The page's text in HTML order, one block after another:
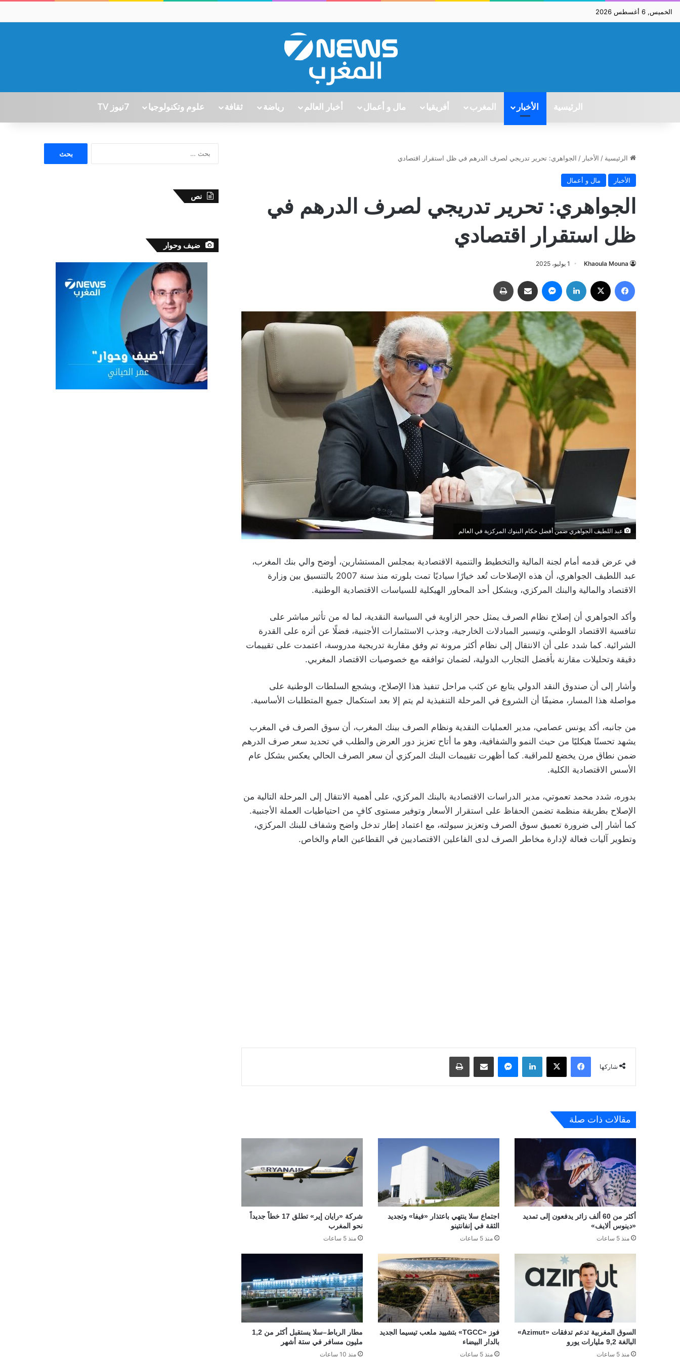
الخميس, 6 أغسطس 2026
الرئيسية الأخبار المغرب أفريقيا مال و أعمال أخبار العالم رياضة ثقافة علوم وتكنولوجيا 7نيوز TV
الرئيسية / الأخبار / الجواهري: تحرير تدريجي لصرف الدرهم في ظل استقرار اقتصادي
الأخبار مال و أعمال
الجواهري: تحرير تدريجي لصرف الدرهم في
ظل استقرار اقتصادي
Khaoula Mouna 1 يوليو، 2025
عبد اللطيف الجواهري ضمن أفضل حكام البنوك المركزية في العالم
في عرض قدمه أمام لجنة المالية والتخطيط والتنمية الاقتصادية بمجلس المستشارين، أوضح والي بنك المغرب،
عبد اللطيف الجواهري، أن هذه الإصلاحات تُعد خيارًا سياديًا تمت بلورته منذ سنة 2007 بالتنسيق بين وزارة
الاقتصاد والمالية والبنك المركزي، ويشكل أحد المحاور الهيكلية للسياسات الاقتصادية الوطنية.
وأكد الجواهري أن إصلاح نظام الصرف يمثل حجر الزاوية في السياسة النقدية، لما له من تأثير مباشر على
تنافسية الاقتصاد الوطني، وتيسير المبادلات الخارجية، وجذب الاستثمارات الأجنبية، فضلًا عن أثره على القدرة
الشرائية. كما شدد على أن الانتقال إلى نظام أكثر مرونة تم وفق مقاربة تدريجية مدروسة، اعتمدت على تقييمات
دقيقة وتحليلات مقارنة بأفضل التجارب الدولية، لضمان توافقه مع خصوصيات الاقتصاد المغربي.
وأشار إلى أن صندوق النقد الدولي يتابع عن كثب مراحل تنفيذ هذا الإصلاح، ويشجع السلطات الوطنية على
مواصلة هذا المسار، مضيفًا أن الشروع في المرحلة التنفيذية لم يتم إلا بعد استكمال جميع المتطلبات الأساسية.
من جانبه، أكد يونس عصامي، مدير العمليات النقدية ونظام الصرف ببنك المغرب، أن سوق الصرف في المغرب
يشهد تحسنًا هيكليًا من حيث النمو والشفافية، وهو ما أتاح تعزيز دور العرض والطلب في تحديد سعر صرف الدرهم
ضمن نطاق مرن يخضع للمراقبة. كما أظهرت تقييمات البنك المركزي أن سعر الصرف الحالي يعكس بشكل عام
الأسس الاقتصادية الكلية.
بدوره، شدد محمد تعموتي، مدير الدراسات الاقتصادية بالبنك المركزي، على أهمية الانتقال إلى المرحلة التالية من
الإصلاح بطريقة منظمة تضمن الحفاظ على استقرار الأسعار وتوفير مستوى كافٍ من احتياطيات العملة الأجنبية.
كما أشار إلى ضرورة تعميق سوق الصرف وتعزيز سيولته، مع اعتماد إطار تدخل واضح وشفاف للبنك المركزي،
وتطوير آليات فعالة لإدارة مخاطر الصرف لدى الفاعلين الاقتصاديين في القطاعين العام والخاص.
شاركها
فيسبوك لينكدإن
مقالات ذات صلة
أكثر من 60 ألف زائر يدفعون إلى تمديد
«دينوس ألايف»
منذ 5 ساعات
اجتماع سلا ينتهي باعتذار «فيفا» وتجديد
الثقة في إنفانتينو
منذ 5 ساعات
شركة «رايان إير» تطلق 17 خطاً جديداً
نحو المغرب
منذ 5 ساعات
السوق المغربية تدعم تدفقات «Azimut»
البالغة 9,2 مليارات يورو
منذ 5 ساعات
فوز «TGCC» بتشييد ملعب تيسيما الجديد
بالدار البيضاء
منذ 5 ساعات
مطار الرباط–سلا يستقبل أكثر من 1,2
مليون مسافر في ستة أشهر
منذ 10 ساعات
نص
ضيف وحوار